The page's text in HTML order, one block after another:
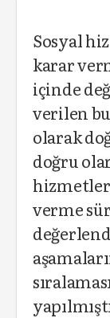
Sosyal
karar
içinde
verilen
olarak
doğru
verme